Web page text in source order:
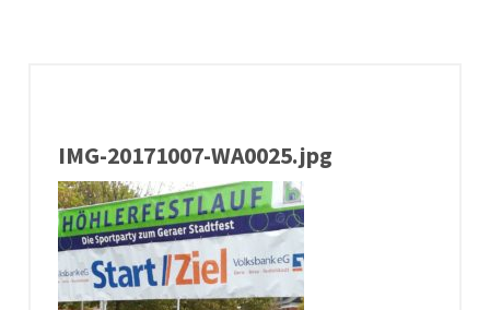
IMG-20171007-WA0025.jpg